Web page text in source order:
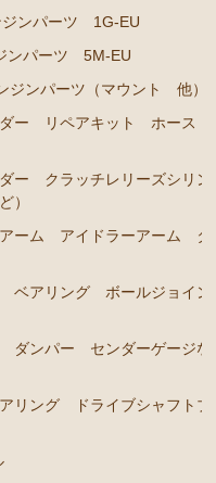
ンダー リペアキッ
ンダー クラッチレリ
ルキット など）
アキット ラックブー
エンド など）
ー ダンパー センダ
ベアリング ドライブ
JZX91 JZX93 GX9
ジンパーツ 1G-EU
ンパーツ 5M-EU
ジンパーツ（マウント 他）
ダー リペアキット ホース
ー クラッチレリーズシリン
）
ーム アイドラーアーム タ
ベアリング ボールジョイン
ンパー センダーゲージな
リング ドライブシャフトブ